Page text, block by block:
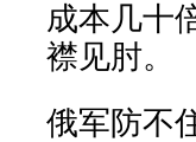
成本几十
襟见肘。
俄军防不